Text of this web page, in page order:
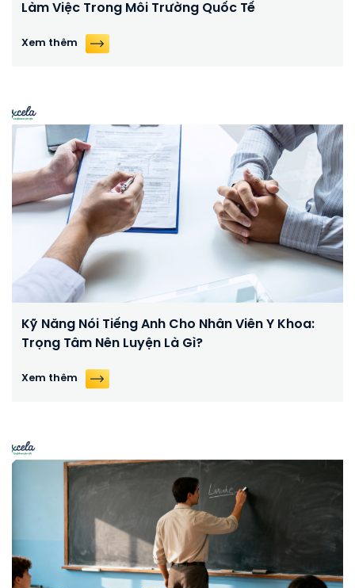
Làm Việc Trong Môi Trường Quốc Tế
Xem thêm
Kỹ Năng Nói Tiếng Anh Cho Nhân Viên Y Khoa:
Trọng Tâm Nên Luyện Là Gì?
Xem thêm